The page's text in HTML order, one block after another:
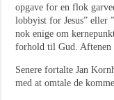
opgave for en flok
lobbyist for Jesus” eller
nok enige om
forhold til Gud. Aftenen
Senere fortalte Jan
med at omtale de